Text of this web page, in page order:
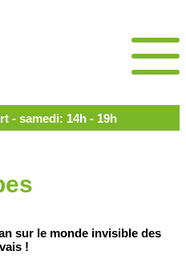
- samedi: 14h - 19h
sur le monde invisible des
!